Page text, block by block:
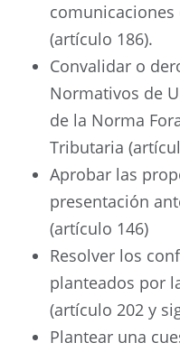
comunicaciones
(artículo 186).
Convalidar o
Normativos de
de la Norma
Tributaria
Aprobar las
presentación
(artículo 146)
Resolver los
planteados por
(artículo 202 y
Plantear una